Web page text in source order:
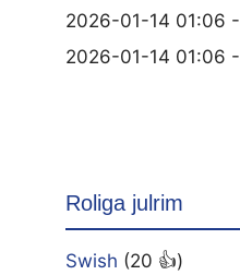
2026-01-14 01:06 -
2026-01-14 01:06 -
Roliga julrim
Swish (20 👍)